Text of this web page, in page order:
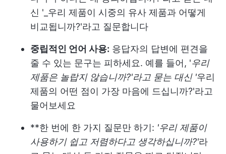
신 '_우리 제품이 시중의 유사 제품과 어떻게
비교됩니까?'라고 질문합니다
중립적인 언어 사용: 응답자의 답변에 편견을
줄 수 있는 문구는 피하세요. 예를 들어, '우리
제품은 놀랍지 않습니까?'라고 묻는 대신 '우리
제품의 어떤 점이 가장 마음에 드십니까?'라고
물어보세요
**한 번에 한 가지 질문만 하기: '우리 제품이
사용하기 쉽고 저렴하다고 생각하십니까?'라